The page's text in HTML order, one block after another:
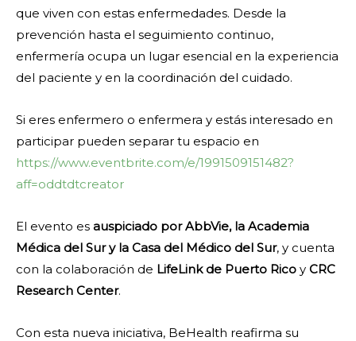
que viven con estas enfermedades. Desde la
prevención hasta el seguimiento continuo,
enfermería ocupa un lugar esencial en la experiencia
del paciente y en la coordinación del cuidado.
Si eres enfermero o enfermera y estás interesado en
participar pueden separar tu espacio en
https://www.eventbrite.com/e/1991509151482?
aff=oddtdtcreator
El evento es auspiciado por AbbVie, la Academia
Médica del Sur y la Casa del Médico del Sur, y cuenta
con la colaboración de LifeLink de Puerto Rico y CRC
Research Center.
Con esta nueva iniciativa, BeHealth reafirma su